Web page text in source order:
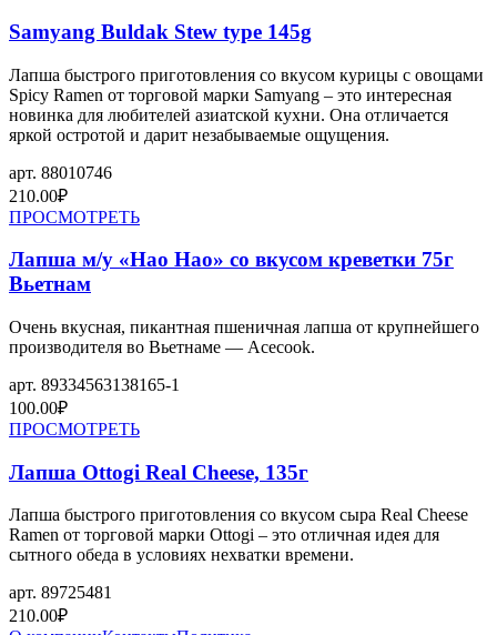
Samyang Buldak Stew type 145g
Лапша быстрого приготовления со вкусом курицы с овощами
Spicy Ramen от торговой марки Samyang – это интересная
новинка для любителей азиатской кухни. Она отличается
яркой остротой и дарит незабываемые ощущения.
арт. 88010746
210.00₽
ПРОСМОТРЕТЬ
Лапша м/у «Hao Hao» со вкусом креветки 75г
Вьетнам
Очень вкусная, пикантная пшеничная лапша от крупнейшего
производителя во Вьетнаме — Acecook.
арт. 89334563138165-1
100.00₽
ПРОСМОТРЕТЬ
Лапша Ottogi Real Cheese, 135г
Лапша быстрого приготовления со вкусом сыра Real Cheese
Ramen от торговой марки Ottogi – это отличная идея для
сытного обеда в условиях нехватки времени.
арт. 89725481
210.00₽